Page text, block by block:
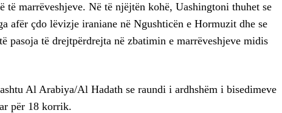
të marrëveshjeve. Në të njëjtën kohë, Uashingtoni thuhet se
afër çdo lëvizje iraniane në Ngushticën e Hormuzit dhe se
pasoja të drejtpërdrejta në zbatimin e marrëveshjeve midis
Al Arabiya/Al Hadath se raundi i ardhshëm i bisedimeve
për 18 korrik.